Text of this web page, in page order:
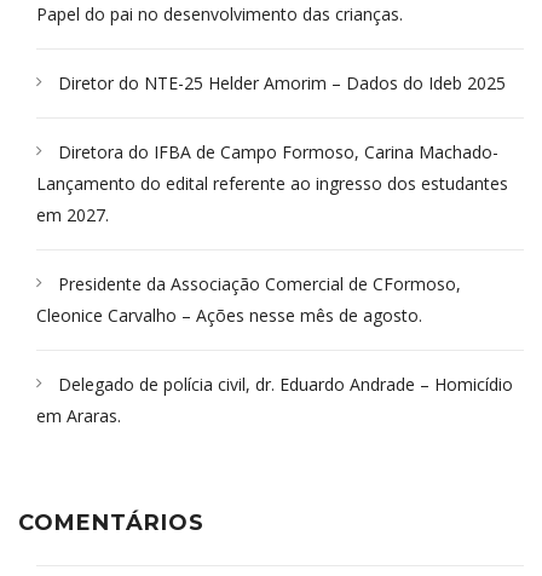
Papel do pai no desenvolvimento das crianças.
Diretor do NTE-25 Helder Amorim – Dados do Ideb 2025
Diretora do IFBA de Campo Formoso, Carina Machado-
Lançamento do edital referente ao ingresso dos estudantes
em 2027.
Presidente da Associação Comercial de CFormoso,
Cleonice Carvalho – Ações nesse mês de agosto.
Delegado de polícia civil, dr. Eduardo Andrade – Homicídio
em Araras.
COMENTÁRIOS